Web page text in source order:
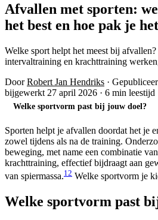
Afvallen met sporten:
het best en hoe pak je
Welke sport helpt het meest bij
intervaltraining en krachttraining
DoorRobert Jan Hendriks ·
bijgewerkt 27 april 2026 · 6 min leestijd
Welke sportvorm past bij jouw doel?
Sporten helpt je afvallen doordat het je
zowel tijdens als na de training.
beweging, met name een combinatie
krachttraining, effectief bijdraagt aan
van spiermassa.1 2 Welke sportvorm je
Welke sportvorm past